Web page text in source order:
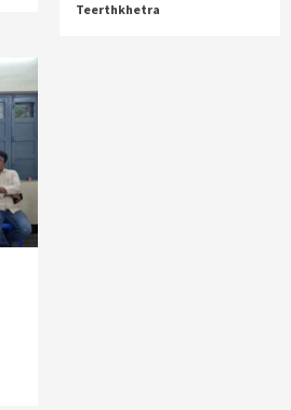
Teerthkhetra